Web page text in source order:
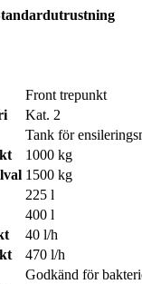
Front trepunkt
Kat. 2
Tank för
1000 kg
1500 kg
225 l
400 l
40 l/h
470 l/h
Godkänd för